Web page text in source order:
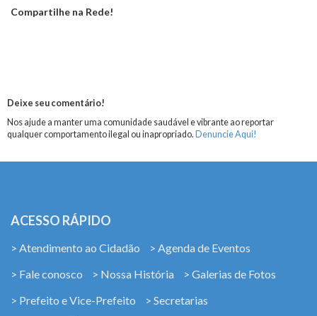
Compartilhe na Rede!
Deixe seu comentário!
Nos ajude a manter uma comunidade saudável e vibrante ao reportar
qualquer comportamento ilegal ou inapropriado. Denuncie Aqui!
ACESSO RÁPIDO
> Atendimento ao Cidadão
> Agenda de Eventos
> Fale conosco
> Nossa História
> Galerias de Fotos
> Prefeito e Vice-Prefeito
> Secretarias